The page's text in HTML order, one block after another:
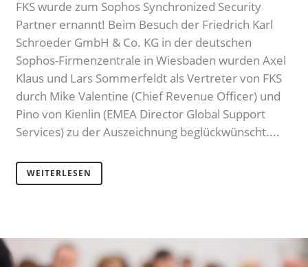
FKS wurde zum Sophos Synchronized Security
Partner ernannt! Beim Besuch der Friedrich Karl
Schroeder GmbH & Co. KG in der deutschen
Sophos-Firmenzentrale in Wiesbaden wurden Axel
Klaus und Lars Sommerfeldt als Vertreter von FKS
durch Mike Valentine (Chief Revenue Officer) und
Pino von Kienlin (EMEA Director Global Support
Services) zu der Auszeichnung beglückwünscht....
WEITERLESEN